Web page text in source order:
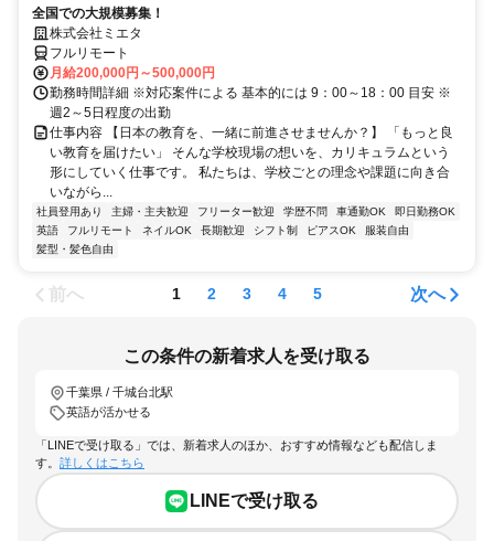
全国での大規模募集！
株式会社ミエタ
フルリモート
月給200,000円～500,000円
勤務時間詳細 ※対応案件による 基本的には 9：00～18：00 目安 ※
週2～5日程度の出勤
仕事内容 【日本の教育を、一緒に前進させませんか？】 「もっと良
い教育を届けたい」 そんな学校現場の想いを、カリキュラムという
形にしていく仕事です。 私たちは、学校ごとの理念や課題に向き合
いながら...
社員登用あり 主婦・主夫歓迎 フリーター歓迎 学歴不問 車通勤OK
即日勤務OK
英語
フルリモート ネイルOK 長期歓迎 シフト制 ピアスOK
服装自由
髪型・髪色自由
前へ 1 2 3 4 5 次へ
この条件の新着求人を受け取る
千葉県 / 千城台北駅
英語が活かせる
「LINEで受け取る」では、新着求人のほか、おすすめ情報なども配信しま
す。 詳しくはこちら
LINEで受け取る